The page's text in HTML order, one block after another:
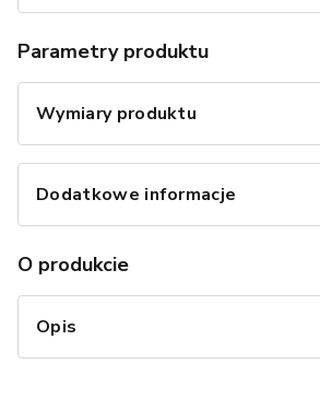
Parametry produktu
Wymiary produktu
Dodatkowe informacje
O produkcie
Opis